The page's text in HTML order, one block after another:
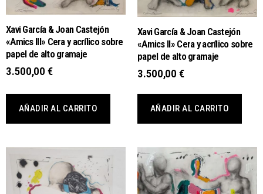
Xavi García & Joan Castejón
«Amics III» Cera y acrílico sobre
papel de alto gramaje
3.500,00 €
AÑADIR AL CARRITO
Xavi García & Joan Castejón
«Amics II» Cera y acrílico sobre
papel de alto gramaje
3.500,00 €
AÑADIR AL CARRITO